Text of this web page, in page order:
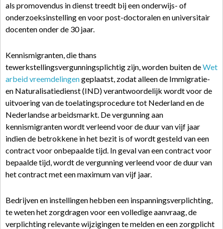
als promovendus in dienst treedt bij een onderwijs- of
onderzoeksinstelling en voor post-doctoralen en universitair
docenten onder de 30 jaar.
Kennismigranten, die thans
tewerkstellingsvergunningsplichtig zijn, worden buiten deWet
arbeid vreemdelingengeplaatst, zodat alleen de Immigratie-
en Naturalisatiedienst (IND) verantwoordelijk wordt voor de
uitvoering van de toelatingsprocedure tot Nederland en de
Nederlandse arbeidsmarkt. De vergunning aan
kennismigranten wordt verleend voor de duur van vijf jaar
indien de betrokkene in het bezit is of wordt gesteld van een
contract voor onbepaalde tijd. In geval van een contract voor
bepaalde tijd, wordt de vergunning verleend voor de duur van
het contract met een maximum van vijf jaar.
Bedrijven en instellingen hebben een inspanningsverplichting,
te weten het zorgdragen voor een volledige aanvraag, de
verplichting relevante wijzigingen te melden en een zorgplicht